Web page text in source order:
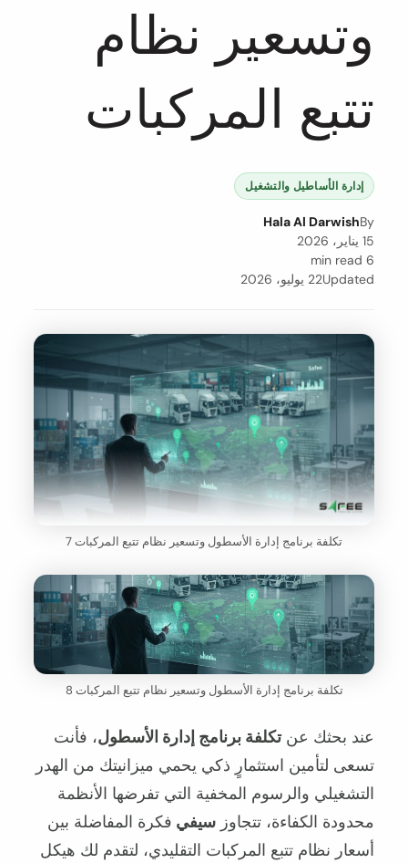
وتسعير نظام
تتبع المركبات
إدارة الأساطيل والتشغيل
By
Hala Al Darwish
15 يناير، 2026
6 min read
Updated22 يوليو، 2026
تكلفة برنامج إدارة الأسطول وتسعير نظام تتبع المركبات 7
تكلفة برنامج إدارة الأسطول وتسعير نظام تتبع المركبات 8
عند بحثك عنتكلفة برنامج إدارة الأسطول، فأنت
تسعى لتأمين استثمارٍ ذكي يحمي ميزانيتك من الهدر
التشغيلي والرسوم المخفية التي تفرضها الأنظمة
محدودة الكفاءة، تتجاوز سيفي فكرة المفاضلة بين
أسعار نظام تتبع المركبات التقليدي، لتقدم لك هيكل